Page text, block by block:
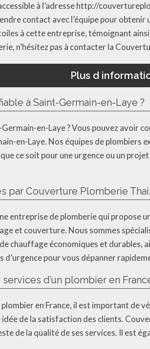
à l’adresse http://
contact avec l’équipe pour obtenir
à cette entreprise, témoignant
n’hésitez pas à contacter la
Plus d
à Saint-Germain-en-Laye ?
en-Laye ? Vous pouvez avoir
en-Laye. Nos équipes de
ce soit pour une urgence ou un
par Couverture Plomberie
entreprise de plomberie qui propose
et couverture. Nous sommes
chauffage économiques et durables,
pour vous dépanner
d’un plombier en
en France, il est important de
de la satisfaction des clients.
de la qualité de ses services. Il est